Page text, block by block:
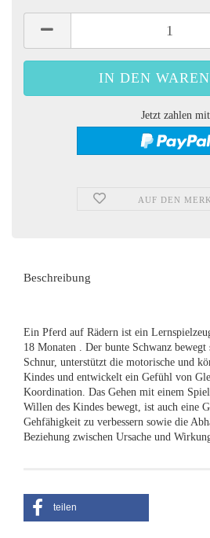
Jetzt zahlen mit
AUF DEN
Beschreibung
Ein Pferd auf Rädern ist ein
18 Monaten . Der bunte Schwanz
Schnur, unterstützt die motorische und
Kindes und entwickelt ein Gefühl von
Koordination. Das Gehen mit einem
Willen des Kindes bewegt, ist auch eine
Gehfähigkeit zu verbessern sowie die
Beziehung zwischen Ursache und
teilen